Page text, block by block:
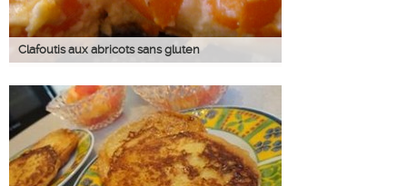
Clafoutis aux abricots sans gluten